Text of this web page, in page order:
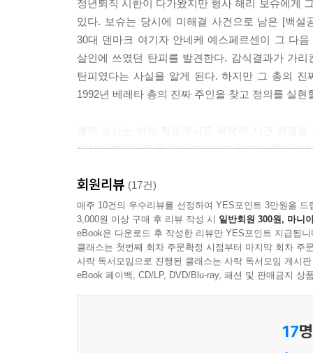
정년퇴직 시한이 다가왔지만 형사 해리 보슈에게
있다. 보슈는 당시에 미해결 사건으로 남은 [백
30대 덴마크 여기자 안네케 예스페르센이 그 다
살인에 쓰였던 탄피를 발견한다. 감식결과가 가
탄피였다는 사실을 알게 된다. 하지만 그 총의
1992년 베레타 총의 진짜 주인을 찾고 정의를 실현
반장의 훼방으로 동선이 꼬이기도 하지만 콜드 케
데이비드와의 호흡도 재미를 더한다.
*천사들의 도시를 지키는 다크 히어로 히에로
히에로니머스 보슈의 이름을 딴 형사 해리 보슈
할리우드의 창녀였던 보슈의 어머니는 그가 열
성장하게 된다. 불우한 어린 시절을 보내며 절망
대항하고 거짓을 용납하지 못하는 성격 탓에 경찰
회원리뷰 (17건)
매주 10건의 우수리뷰를 선정하여 YES포인트 3만원을 드
3,000원 이상 구매 후 리뷰 작성 시 일반회원 300원, 마니
eBook은 다운로드 후 작성한 리뷰만 YES포인트 지급됩니
클래스는 첫번째 회차 주문확정 시점부터 마지막 회차 주
사락 독서모임으로 진행된 클래스는 사락 독서모임 게시
eBook 페이백, CD/LP, DVD/Blu-ray, 패션 및 판매금지 상
17